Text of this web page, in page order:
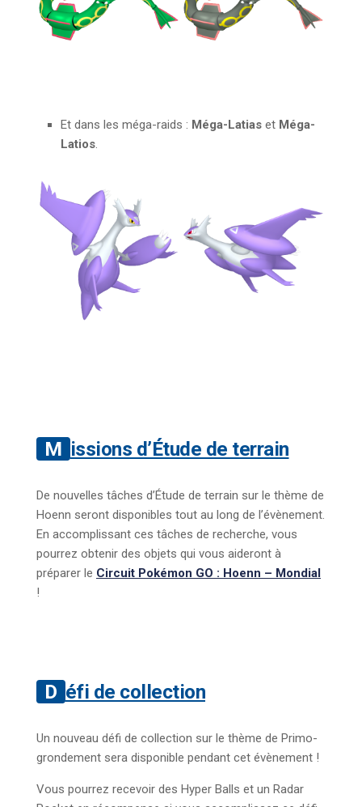
Et dans les méga-raids : Méga-Latias et Méga-
Latios.
Missions d’Étude de terrain
De nouvelles tâches d’Étude de terrain sur le thème de
Hoenn seront disponibles tout au long de l’évènement.
En accomplissant ces tâches de recherche, vous
pourrez obtenir des objets qui vous aideront à
préparer le Circuit Pokémon GO : Hoenn – Mondial
!
Défi de collection
Un nouveau défi de collection sur le thème de Primo-
grondement sera disponible pendant cet évènement !
Vous pourrez recevoir des Hyper Balls et un Radar